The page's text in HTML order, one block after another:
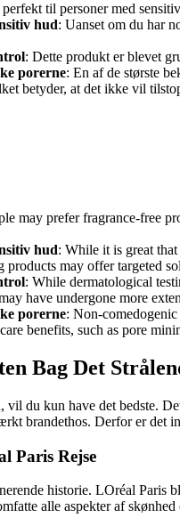
til personer med
hud: Uanset om du har
: Dette produkt er blevet
porerne: En af de største
betyder, at det ikke vil
may prefer fragrance-free
hud: While it is great
products may offer targeted
: While dermatological
have undergone more
porerne: Non-
benefits, such as pore
Bag Det
du kun have det bedste.
brandethos. Derfor er det
Paris Rejse
historie. LOréal Paris
alle aspekter af